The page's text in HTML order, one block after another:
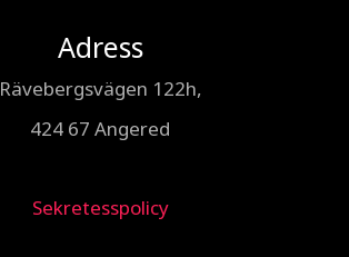
Adress
Rävebergsvägen 122h,
424 67 Angered
Sekretesspolicy